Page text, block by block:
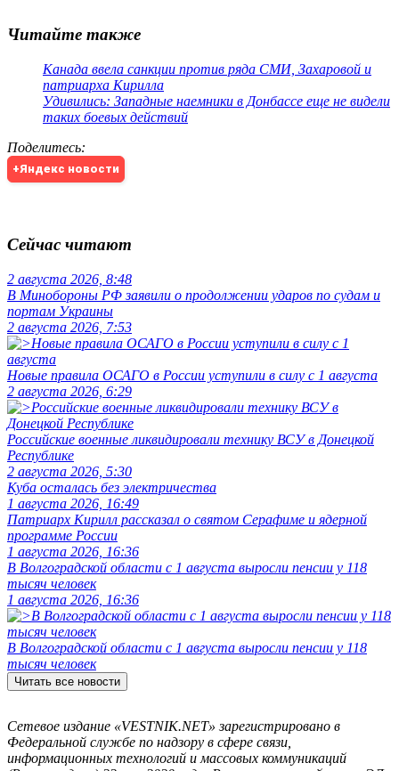
Читайте также
Канада ввела санкции против ряда СМИ, Захаровой и
патриарха Кирилла
Удивились: Западные наемники в Донбассе еще не видели
таких боевых действий
Поделитесь:
+Яндекс новости
Сейчас читают
2 августа 2026, 8:48
В Минобороны РФ заявили о продолжении ударов по судам и
портам Украины
2 августа 2026, 7:53
Новые правила ОСАГО в России уступили в силу с 1 августа
2 августа 2026, 6:29
Российские военные ликвидировали технику ВСУ в Донецкой
Республике
2 августа 2026, 5:30
Куба осталась без электричества
1 августа 2026, 16:49
Патриарх Кирилл рассказал о святом Серафиме и ядерной
программе России
1 августа 2026, 16:36
В Волгоградской области с 1 августа выросли пенсии у 118
тысяч человек
1 августа 2026, 16:36
В Волгоградской области с 1 августа выросли пенсии у 118
тысяч человек
Читать все новости
Сетевое издание «VESTNIK.NET» зарегистрировано в
Федеральной службе по надзору в сфере связи,
информационных технологий и массовых коммуникаций